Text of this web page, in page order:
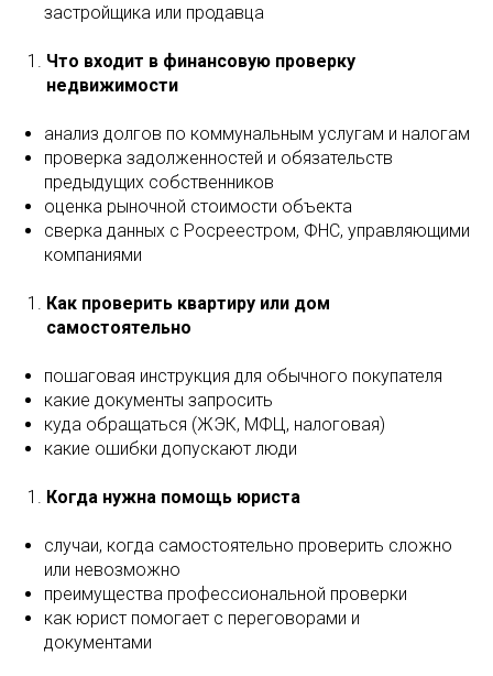
застройщика или продавца
Что входит в финансовую проверку
недвижимости
анализ долгов по коммунальным услугам и налогам
проверка задолженностей и обязательств
предыдущих собственников
оценка рыночной стоимости объекта
сверка данных с Росреестром, ФНС, управляющими
компаниями
Как проверить квартиру или дом
самостоятельно
пошаговая инструкция для обычного покупателя
какие документы запросить
куда обращаться (ЖЭК, МФЦ, налоговая)
какие ошибки допускают люди
Когда нужна помощь юриста
случаи, когда самостоятельно проверить сложно
или невозможно
преимущества профессиональной проверки
как юрист помогает с переговорами и
документами